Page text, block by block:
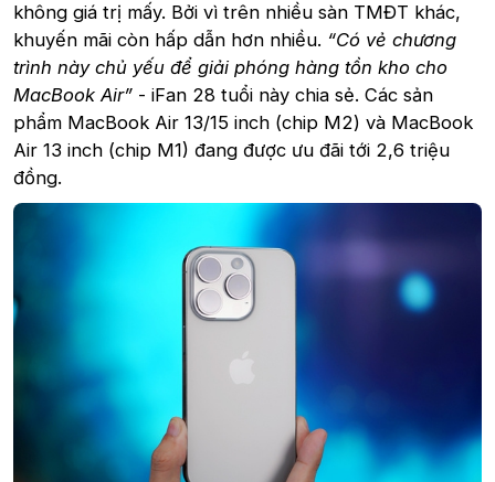
không giá trị mấy. Bởi vì trên nhiều sàn TMĐT khác,
khuyến mãi còn hấp dẫn hơn nhiều. “Có vẻ chương
trình này chủ yếu để giải phóng hàng tồn kho cho
MacBook Air” - iFan 28 tuổi này chia sẻ. Các sản
phẩm MacBook Air 13/15 inch (chip M2) và MacBook
Air 13 inch (chip M1) đang được ưu đãi tới 2,6 triệu
đồng.